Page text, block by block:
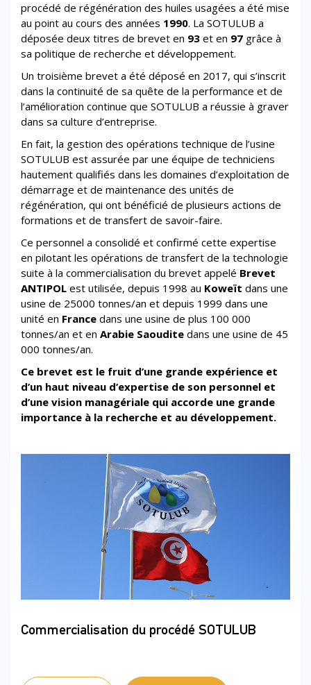
procédé de régénération des huiles usagées a été mise
au point au cours des années 1990. La SOTULUB a
déposée deux titres de brevet en 93 et en 97 grâce à
sa politique de recherche et développement.
Un troisième brevet a été déposé en 2017, qui s’inscrit
dans la continuité de sa quête de la performance et de
l’amélioration continue que SOTULUB a réussie à graver
dans sa culture d’entreprise.
En fait, la gestion des opérations technique de l’usine
SOTULUB est assurée par une équipe de techniciens
hautement qualifiés dans les domaines d’exploitation de
démarrage et de maintenance des unités de
régénération, qui ont bénéficié de plusieurs actions de
formations et de transfert de savoir-faire.
Ce personnel a consolidé et confirmé cette expertise
en pilotant les opérations de transfert de la technologie
suite à la commercialisation du brevet appelé Brevet
ANTIPOL est utilisée, depuis 1998 au Koweït dans une
usine de 25000 tonnes/an et depuis 1999 dans une
unité en France dans une usine de plus 100 000
tonnes/an et en Arabie Saoudite dans une usine de 45
000 tonnes/an.
Ce brevet est le fruit d’une grande expérience et
d’un haut niveau d’expertise de son personnel et
d’une vision managériale qui accorde une grande
importance à la recherche et au développement.
Commercialisation du procédé SOTULUB